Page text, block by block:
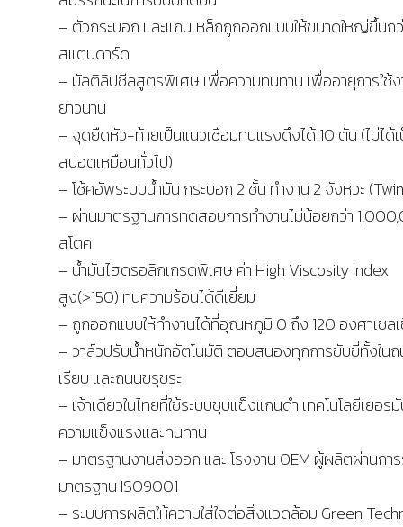
– ตัวกระบอก และแกนเหล็กถูกออกแบบให้ขนาดใหญ่ขึ้นก
สแตนดาร์ด
– มัลติลิปซีลสูตรพิเศษ เพื่อความทนทาน เพื่ออายุการใช้
ยาวนาน
– จุดยืดหัว-ท้ายเป็นแนวเชื่อมทนแรงดึงได้ 10 ตัน (ไม่ได้
สปอตเหมือนทั่วไป)
– โช้คอัพระบบน้ำมัน กระบอก 2 ชั้น ทำงาน 2 จังหวะ
– ผ่านมาตรฐานการทดสอบการทำงานไม่น้อยกว่า
สโตค
– น้ำมันไฮดรอลิกเกรดพิเศษ ค่า High Viscosity Index
สูง(>150) ทนความร้อนได้ดีเยี่ยม
– ถูกออกแบบให้ทำงานได้ที่อุณหภูมิ 0 ถึง 120 องศาเซล
– วาล์วปรับน้ำหนักอัตโนมัติ ตอบสนองทุกการขับขี่ทั้งใน
เรียบ และถนนขรุขระ
– เจ้าเดียวในไทยที่ใช้ระบบชุบแข็งแกนดำ เทคโนโลยีเยอร
ความแข็งแรงและทนทาน
– มาตรฐานงานส่งออก และ โรงงาน OEM ผู้ผลิตผ่านกา
มาตรฐาน ISO9001
– ระบบการผลิตให้ความใส่ใจต่อสิ่งแวดล้อม Green